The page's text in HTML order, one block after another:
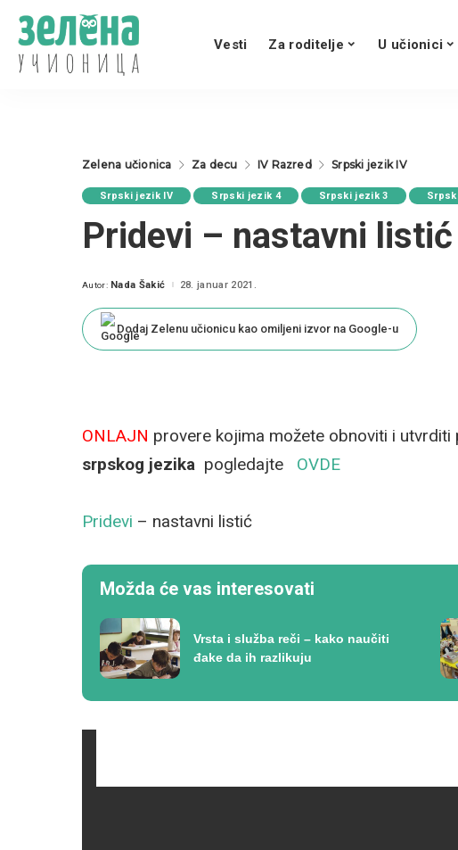
Vesti Za roditelje U učionici
Zelena učionica Za decu IV Razred Srpski jezik IV
Srpski jezik IV Srpski jezik 4 Srpski jezik 3
Pridevi – nastavni listić
Posted
Autor: Nada Šakić 28. januar 2021.
Dodaj Zelenu učionicu kao omiljeni izvor na Google-u
ONLAJN provere kojima možete obnoviti i utvrditi
srpskog jezika pogledajte OVDE
Pridevi – nastavni listić
Možda će vas interesovati
Vrsta i služba reči – kako naučiti
đake da ih razlikuju